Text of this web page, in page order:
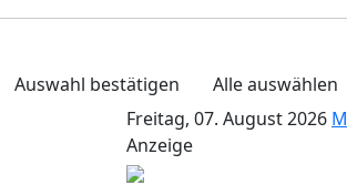
Auswahl bestätigen
Alle auswählen
Freitag, 07. August 2026
Anzeige